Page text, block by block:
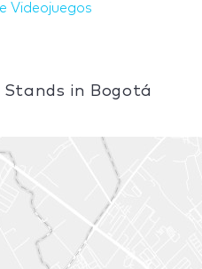
Videojuegos
Stands in Bogotá